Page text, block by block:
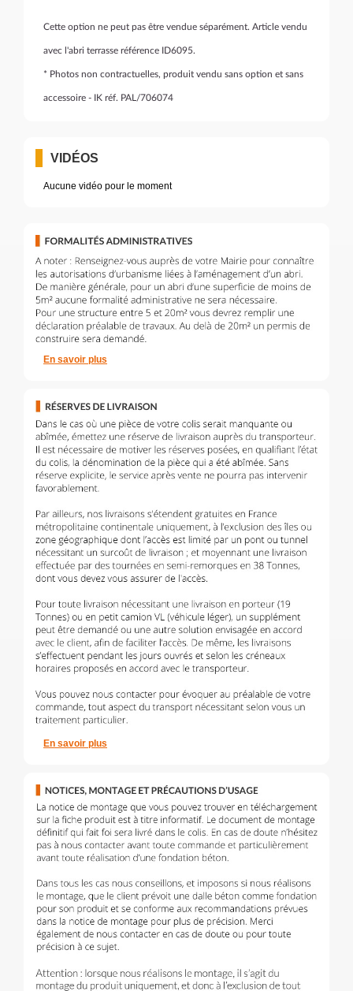
Cette option ne peut pas être vendue séparément. Article vendu
avec l'abri terrasse référence ID6095.
* Photos non contractuelles, produit vendu sans option et sans
accessoire - IK réf. PAL/706074
VIDÉOS
Aucune vidéo pour le moment
En savoir plus
En savoir plus